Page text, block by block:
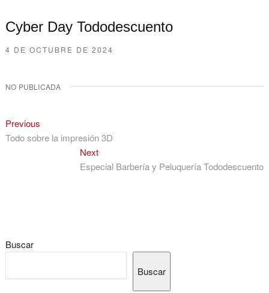
Cyber Day Tododescuento
4 DE OCTUBRE DE 2024
NO PUBLICADA
Navegación
de
PreviousPrevious
post:
Todo sobre la impresión 3D
NextNext
post:
Especial Barbería y Peluquería Tododescuento
Buscar
Buscar